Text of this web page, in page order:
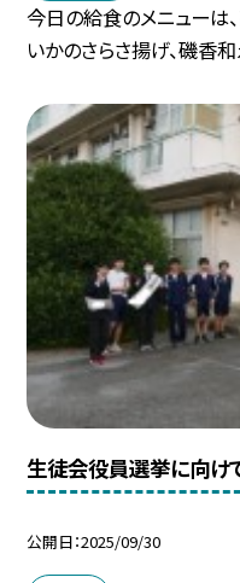
今日の給食のメニューは
いかのさらさ揚げ、磯香
生徒会役員選挙に向け
公開日 2025/09/30